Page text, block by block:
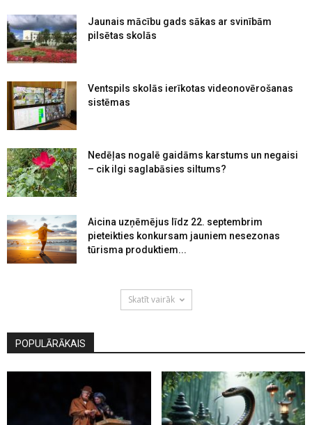
Jaunais mācību gads sākas ar svinībām
pilsētas skolās
Ventspils skolās ierīkotas videonovērošanas
sistēmas
Nedēļas nogalē gaidāms karstums un negaisi
– cik ilgi saglabāsies siltums?
Aicina uzņēmējus līdz 22. septembrim
pieteikties konkursam jauniem nesezonas
tūrisma produktiem...
Skatīt vairāk
POPULĀRĀKAIS